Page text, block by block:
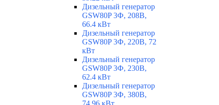
Дизельный генератор
GSW80P 3Ф, 208В,
66.4 кВт
Дизельный генератор
GSW80P 3Ф, 220В, 72
кВт
Дизельный генератор
GSW80P 3Ф, 230В,
62.4 кВт
Дизельный генератор
GSW80P 3Ф, 380В,